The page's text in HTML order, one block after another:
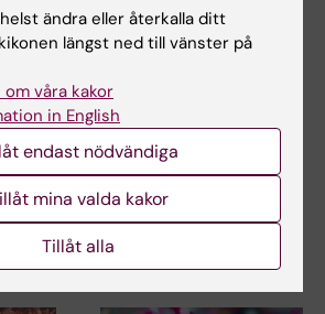
Ida
för
17 apr 2026
Utlysning av
projektbidrag för
odontologisk
forskning
Region Stockholm och
Karolinska Institutet (KI) har
som gemensamt mål att…
ändra eller återkalla ditt
längst ned till vänster på
våra kakor
in English
endast nödvändiga
mina valda kakor
Tillåt alla